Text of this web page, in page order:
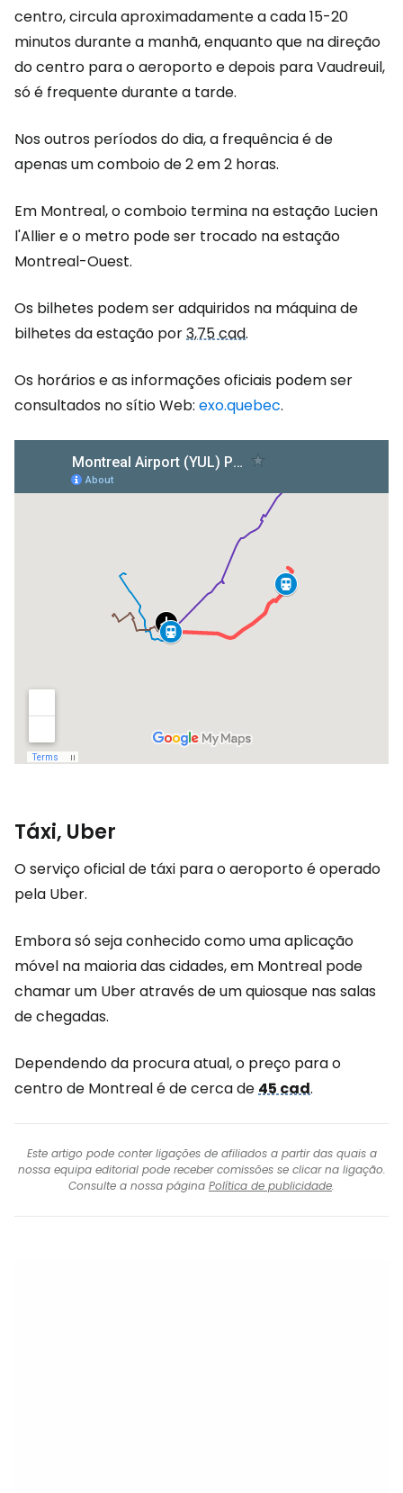
centro, circula aproximadamente a cada 15-20
minutos durante a manhã, enquanto que na direção
do centro para o aeroporto e depois para Vaudreuil,
só é frequente durante a tarde.
Nos outros períodos do dia, a frequência é de
apenas um comboio de 2 em 2 horas.
Em Montreal, o comboio termina na estação Lucien
l'Allier e o metro pode ser trocado na estação
Montreal-Ouest.
Os bilhetes podem ser adquiridos na máquina de
bilhetes da estação por3,75 cad.
Os horários e as informações oficiais podem ser
consultados no sítio Web: exo.quebec.
Táxi, Uber
O serviço oficial de táxi para o aeroporto é operado
pela Uber.
Embora só seja conhecido como uma aplicação
móvel na maioria das cidades, em Montreal pode
chamar um Uber através de um quiosque nas salas
de chegadas.
Dependendo da procura atual, o preço para o
centro de Montreal é de cerca de45 cad.
Este artigo pode conter ligações de afiliados a partir das quais a
nossa equipa editorial pode receber comissões se clicar na ligação.
Consulte a nossa página Política de publicidade.